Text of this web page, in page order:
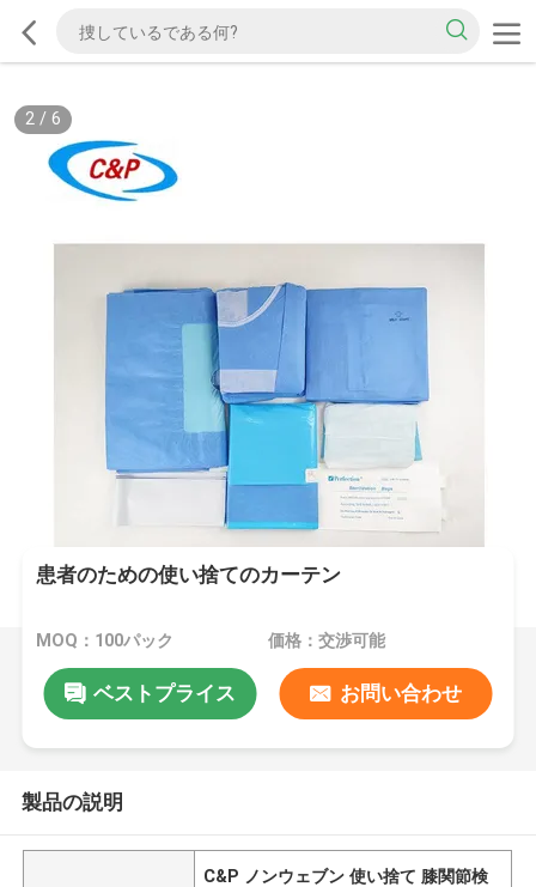
2/ 6
患者のための使い捨てのカーテン
MOQ：100パック 価格：交渉可能
ベストプライス お問い合わせ
製品の説明
C&P ノンウェブン 使い捨て 膝関節検